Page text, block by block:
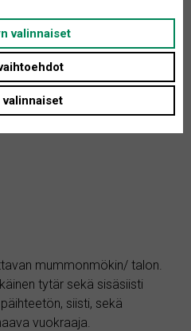
mummonmökin/ talon.
tytär sekä sisäsiisti
siisti, sekä
vuokraaja.
valinnaiset
valinnaiset